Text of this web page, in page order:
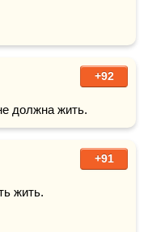
+92
должна жить.
+91
жить.